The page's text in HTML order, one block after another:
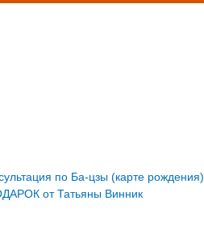
по Ба-цзы (карте рождения)
от Татьяны Винник